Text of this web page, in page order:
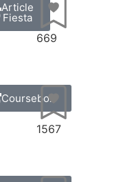
Article
Fiesta
669
Coursebox
1567